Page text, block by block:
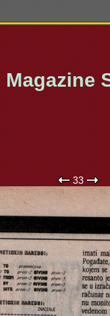
Magazine
33